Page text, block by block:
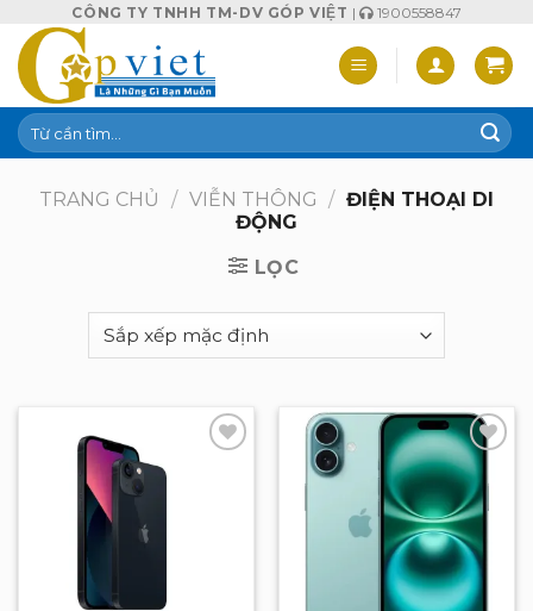
content
CÔNG TY TNHH TM-DV GÓP VIỆT | 1900558847
Tìm
kiếm:
TRANG CHỦ / VIỄN THÔNG / ĐIỆN THOẠI DI
ĐỘNG
LỌC
Add to
wishlist